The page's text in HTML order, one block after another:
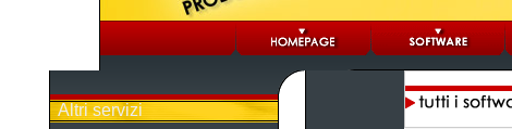
Altri servizi